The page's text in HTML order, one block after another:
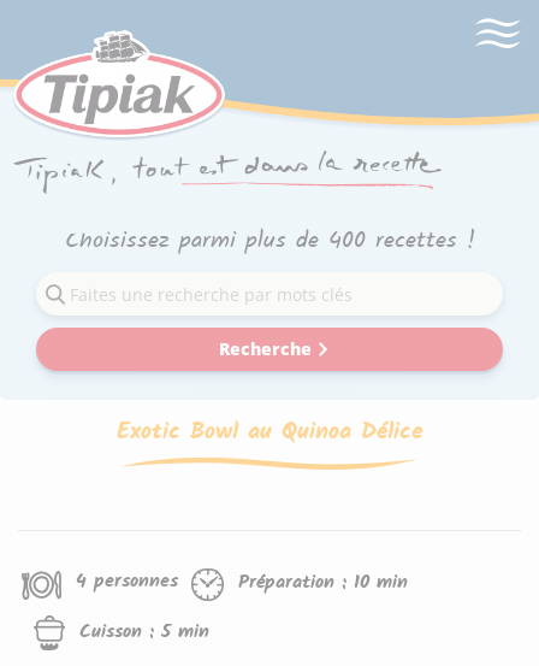
Choisissez parmi plus de 400 recettes !
Recherche
Exotic Bowl au Quinoa Délice
4 personnes Préparation : 10 min
Cuisson : 5 min